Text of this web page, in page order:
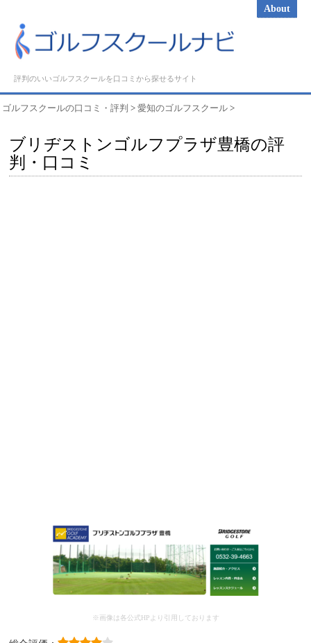
About
評判のいいゴルフスクールを口コミから探せるサイト
ゴルフスクールの口コミ・評判 > 愛知のゴルフスクール >
ブリヂストンゴルフプラザ豊橋の評
判・口コミ
※画像は各公式HPより引用しております